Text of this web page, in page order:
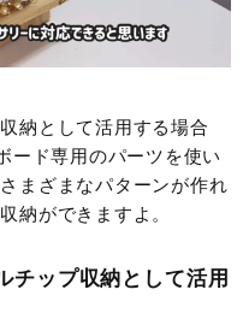
納として活用する場合
ード専用のパーツを使い
まざまなパターンが作れ
納ができますよ。
ップ収納として活用